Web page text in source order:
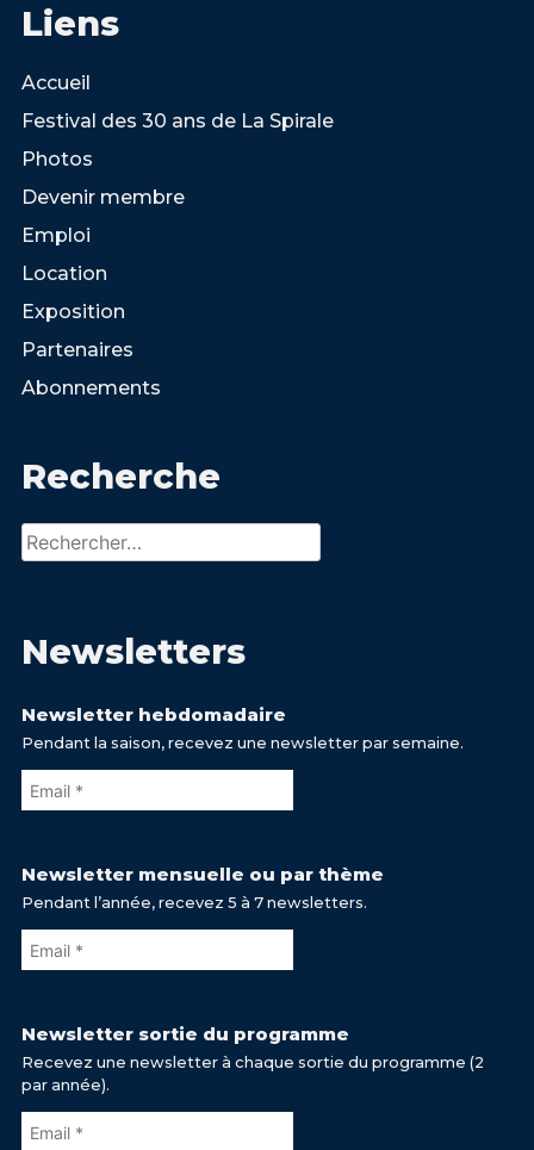
Liens
Accueil
Festival des 30 ans de La Spirale
Photos
Devenir membre
Emploi
Location
Exposition
Partenaires
Abonnements
Recherche
Rechercher :
Newsletters
Newsletter hebdomadaire
Pendant la saison, recevez une newsletter par semaine.
Newsletter mensuelle ou par thème
Pendant l’année, recevez 5 à 7 newsletters.
Newsletter sortie du programme
Recevez une newsletter à chaque sortie du programme (2
par année).